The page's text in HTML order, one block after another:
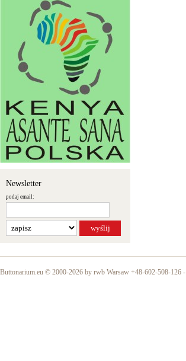
Newsletter
podaj email:
Buttonarium.eu © 2000-2026 by rwb Warsaw +48-602-508-126 -